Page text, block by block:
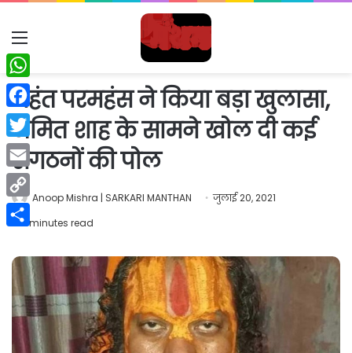
Menu
महंत परमहंस ने किया बड़ा खुलासा,
अमित शाह के सामने खोल दी कई
संगठनों की पोल
Anoop Mishra | SARKARI MANTHAN
जुलाई 20, 2021
2 minutes read
WhatsApp
Facebook
Twitter
Email
Copy
Link